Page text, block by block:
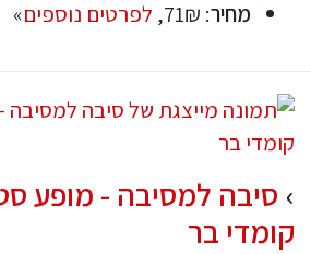
מחיר: 71₪, לפרטים נוספים»
סיבה למסיבה - מופע
קומדי בר